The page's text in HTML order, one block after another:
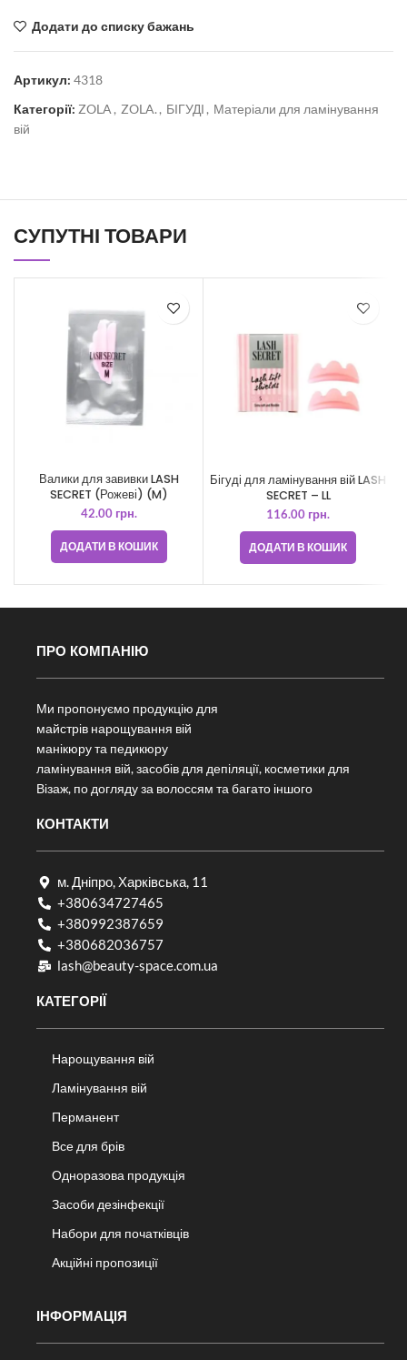
Додати до списку бажань
Артикул: 4318
Категорії: ZOLA , ZOLA. , БІГУДІ , Матеріали для ламінування
вій
СУПУТНІ ТОВАРИ
Валики для завивки LASH
SECRET (Рожеві) (M)
42.00 грн.
ДОДАТИ В КОШИК
Бігуді для ламінування вій LASH
SECRET – LL
116.00 грн.
ДОДАТИ В КОШИК
ПРО КОМПАНІЮ
Ми пропонуємо продукцію для
майстрів нарощування вій
манікюру та педикюру
ламінування вій, засобів для депіляції, косметики для
Візаж, по догляду за волоссям та багато іншого
КОНТАКТИ
м. Дніпро, Харківська, 11
+380634727465
+380992387659
+380682036757​
lash@beauty-space.com.ua
КАТЕГОРІЇ
Нарощування вій
Ламінування вій
Перманент
Все для брів
Одноразова продукція
Засоби дезінфекції
Набори для початківців
Акційні пропозиції
ІНФОРМАЦІЯ